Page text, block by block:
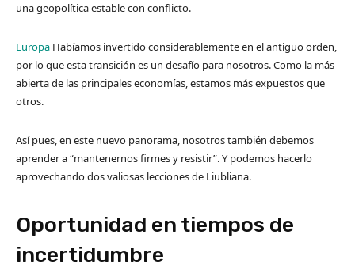
una geopolítica estable con conflicto.
Europa Habíamos invertido considerablemente en el antiguo orden,
por lo que esta transición es un desafío para nosotros. Como la más
abierta de las principales economías, estamos más expuestos que
otros.
Así pues, en este nuevo panorama, nosotros también debemos
aprender a “mantenernos firmes y resistir”. Y podemos hacerlo
aprovechando dos valiosas lecciones de Liubliana.
Oportunidad en tiempos de
incertidumbre